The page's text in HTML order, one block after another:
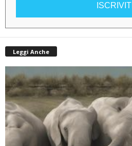
ISCRIVITI
Leggi Anche